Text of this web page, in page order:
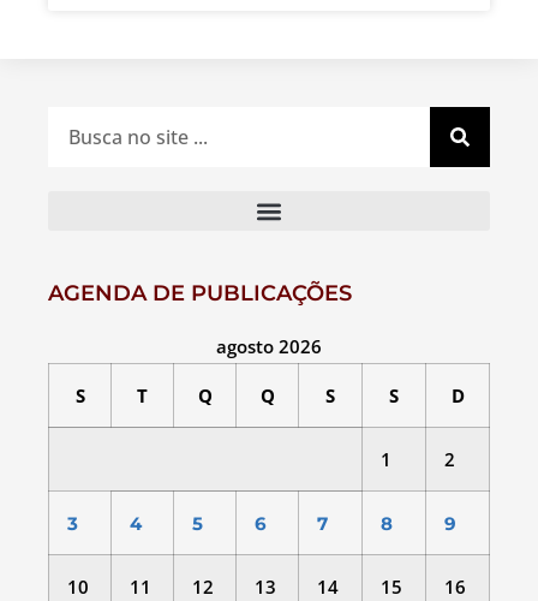
AGENDA DE PUBLICAÇÕES
agosto 2026
S T Q Q S S D
1 2
3 4 5 6 7 8 9
10 11 12 13 14 15 16